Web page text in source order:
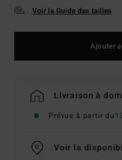
Voir le Guide des tailles
Ajouter
Livraison à
Prévue à partir du
Voir la